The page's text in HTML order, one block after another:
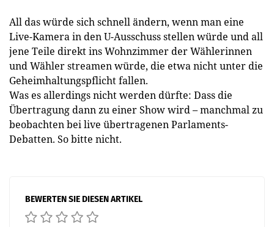
All das würde sich schnell ändern, wenn man eine
Live-Kamera in den U-Ausschuss stellen würde und all
jene Teile direkt ins Wohnzimmer der Wählerinnen
und Wähler streamen würde, die etwa nicht unter die
Geheimhaltungspflicht fallen.
Was es allerdings nicht werden dürfte: Dass die
Übertragung dann zu einer Show wird – manchmal zu
beobachten bei live übertragenen Parlaments-
Debatten. So bitte nicht.
BEWERTEN SIE DIESEN ARTIKEL